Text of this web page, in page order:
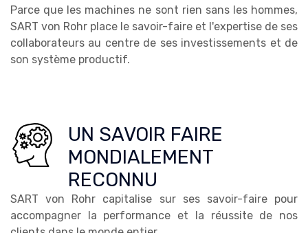
Parce que les machines ne sont rien sans les hommes,
SART von Rohr place le savoir-faire et l'expertise de ses
collaborateurs au centre de ses investissements et de
son système productif.
UN SAVOIR FAIRE
MONDIALEMENT
RECONNU
SART von Rohr capitalise sur ses savoir-faire pour
accompagner la performance et la réussite de nos